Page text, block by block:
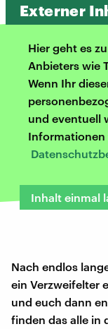
Externer
Hier geht es
Anbieters wie
Wenn Ihr
und eventuell
Informationen
Inhalt einmal
Nach endlos
ein Verzweifelter
und euch dann
finden das alle in